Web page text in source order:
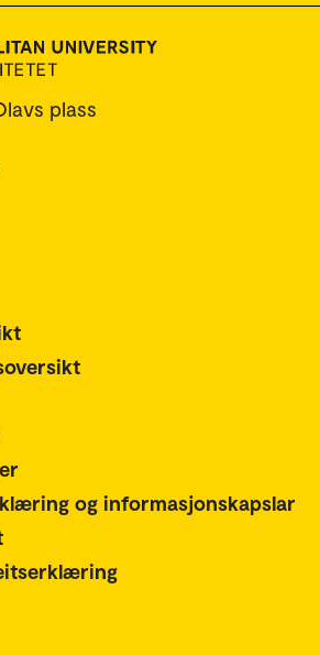
plass
og informasjonskapslar